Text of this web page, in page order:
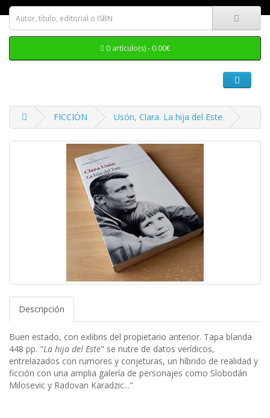
0 artículo(s) - 0.00€
FICCIÓN Usón, Clara. La hija del Este
Descripción
Buen estado, con exlibris del propietario anterior. Tapa blanda
448 pp. "La hija del Este" se nutre de datos verídicos,
entrelazados con rumores y conjeturas, un híbrido de realidad y
ficción con una amplia galería de personajes como Slobodán
Milosevic y Radovan Karadzic..."